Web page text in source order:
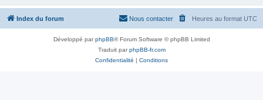
Index du forum Heures au format UTC
Nous contacter
Développé parphpBB® Forum Software © phpBB Limited
Traduit parphpBB-fr.com
Confidentialité | Conditions